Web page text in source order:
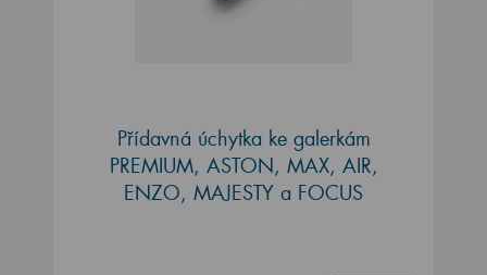
Přídavná úchytka ke galerkám
PREMIUM, ASTON, MAX, AIR,
ENZO, MAJESTY a FOCUS